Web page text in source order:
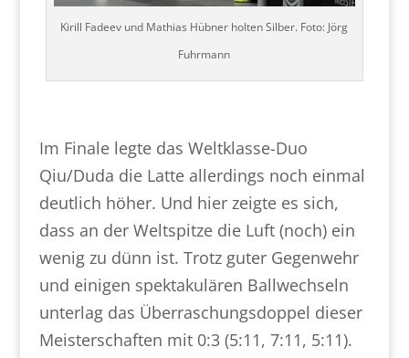
Kirill Fadeev und Mathias Hübner holten Silber. Foto: Jörg
Fuhrmann
Im Finale legte das Weltklasse-Duo
Qiu/Duda die Latte allerdings noch einmal
deutlich höher. Und hier zeigte es sich,
dass an der Weltspitze die Luft (noch) ein
wenig zu dünn ist. Trotz guter Gegenwehr
und einigen spektakulären Ballwechseln
unterlag das Überraschungsdoppel dieser
Meisterschaften mit 0:3 (5:11, 7:11, 5:11).